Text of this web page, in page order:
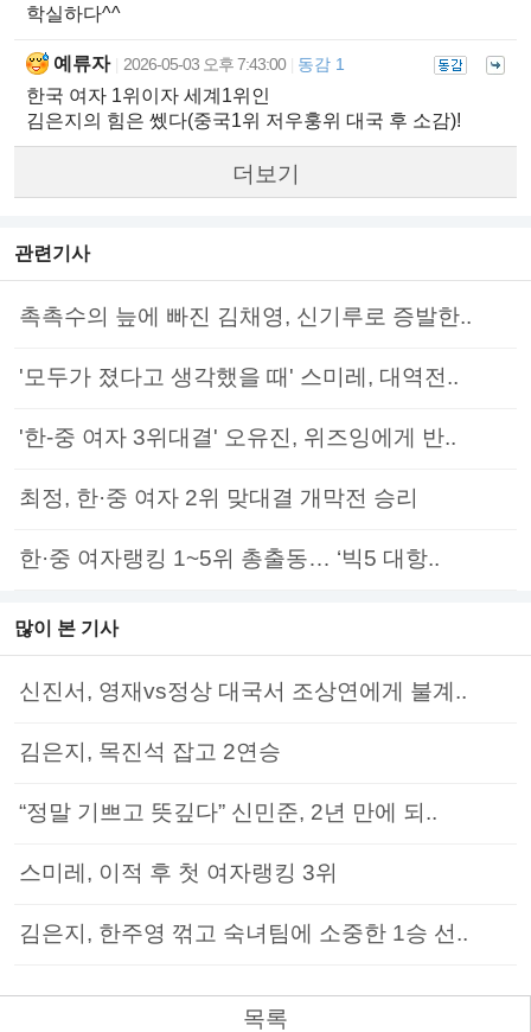
학실하다^^
예류자 2026-05-03 오후 7:43:00 동감 1
한국 여자 1위이자 세계1위인
김은지의 힘은 쎘다(중국1위 저우훙위 대국 후 소감)!
더보기
관련기사
촉촉수의 늪에 빠진 김채영, 신기루로 증발한..
'모두가 졌다고 생각했을 때' 스미레, 대역전..
'한-중 여자 3위대결' 오유진, 위즈잉에게 반..
최정, 한·중 여자 2위 맞대결 개막전 승리
한·중 여자랭킹 1~5위 총출동… ‘빅5 대항..
많이 본 기사
신진서, 영재vs정상 대국서 조상연에게 불계..
김은지, 목진석 잡고 2연승
“정말 기쁘고 뜻깊다” 신민준, 2년 만에 되..
스미레, 이적 후 첫 여자랭킹 3위
김은지, 한주영 꺾고 숙녀팀에 소중한 1승 선..
목록